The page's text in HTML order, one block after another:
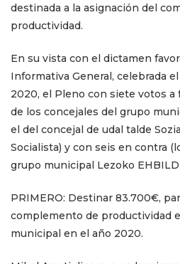
destinada a la asignación del
productividad.
En su vista con el dictamen
Informativa General, celebrada
2020, el Pleno con siete votos a
de los concejales del grupo
el del concejal de udal talde
Socialista) y con seis en contra
grupo municipal Lezoko
PRIMERO: Destinar 83.700€,
complemento de productividad
municipal en el año 2020.